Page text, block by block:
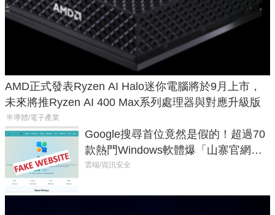
AMD正式發表Ryzen AI Halo迷你電腦將於9月上市，
未來將推Ryzen AI 400 Max系列處理器與對應升級版
半導體/電子產業
Google搜尋首位竟然是假的！超過70
款熱門Windows軟體爆「山寨官網」
危機
雲端/資訊安全